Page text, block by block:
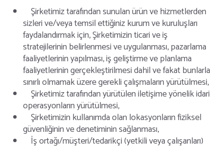
Şirketimiz tarafından sunulan ürün ve hizmetlerden
sizleri ve/veya temsil ettiğiniz kurum ve kuruluşları
faydalandırmak için, Şirketimizin ticari ve iş
stratejilerinin belirlenmesi ve uygulanması, pazarlama
faaliyetlerinin yapılması, iş geliştirme ve planlama
faaliyetlerinin gerçekleştirilmesi dahil ve fakat bunlarla
sınırlı olmamak üzere gerekli çalışmaların yürütülmesi,
Şirketimiz tarafından yürütülen iletişime yönelik idari
operasyonların yürütülmesi,
Şirketimizin kullanımda olan lokasyonların fiziksel
güvenliğinin ve denetiminin sağlanması,
İş ortağı/müşteri/tedarikçi (yetkili veya çalışanları)